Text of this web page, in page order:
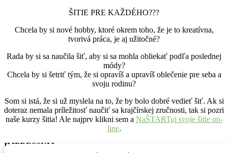
ŠITIE PRE KAŽDÉHO???
Chcela by si nové hobby, ktoré okrem toho, že je to kreatívna,
tvorivá práca, je aj užitočné?
Rada by si sa naučila šiť, aby si sa mohla obliekať podľa poslednej
módy?
Chcela by si šetriť tým, že si opravíš a upravíš oblečenie pre seba a
svoju rodinu?
Som si istá, že si už myslela na to, že by bolo dobré vedieť šiť. Ak si
doteraz nemala príležitosť naučiť sa krajčírskej zručnosti, tak si pozri
naše kurzy šitia! Ale najprv klikni sem a NaŠTARTuj svoje šitie on-
line.
IMPRESSUM